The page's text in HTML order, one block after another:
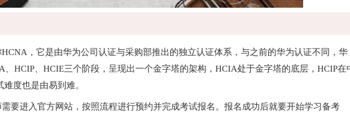
，它是由华为公司认证与采购部推出的独立认证体系，与之前的华为认证不同，华
、HCIP、HCIE三个阶段，呈现出一个金字塔的架构，HCIA处于金字塔的底层，HCIP在
度也是由易到难。
要进入官方网站，按照流程进行预约并完成考试报名。报名成功后就要开始学习备考